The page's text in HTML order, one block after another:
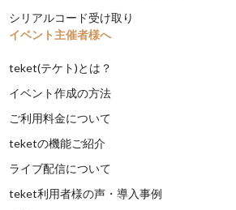
シリアルコード受け取り
イベント主催者様へ
teket(テケト)とは？
イベント作成の方法
ご利用料金について
teketの機能ご紹介
ライブ配信について
teket利用者様の声・導入事例